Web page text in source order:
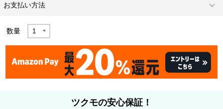
お支払い方法
数量
ツクモの安心保証！